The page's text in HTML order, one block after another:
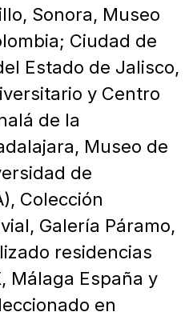
Sonora, Museo
Ciudad de
Estado de Jalisco,
y Centro
de la
Museo de
de
Colección
Galería Páramo,
residencias
Málaga España y
en